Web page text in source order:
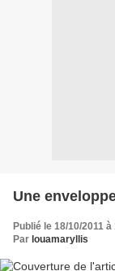
Une
Publié le 18/10/2011 à
Par louamaryllis